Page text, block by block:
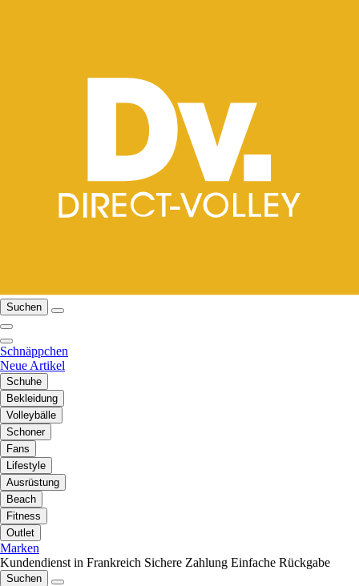
Suchen
Schnäppchen
Neue Artikel
Schuhe
Bekleidung
Volleybälle
Schoner
Fans
Lifestyle
Ausrüstung
Beach
Fitness
Outlet
Marken
Kundendienst in Frankreich Sichere Zahlung Einfache Rückgabe
Suchen